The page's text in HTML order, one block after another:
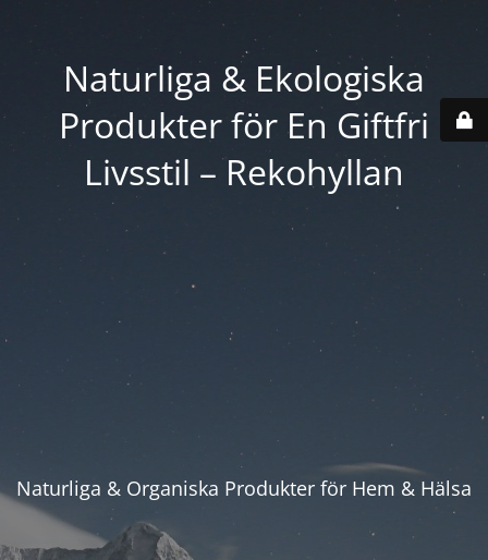
Naturliga & Ekologiska
Produkter för En Giftfri
Livsstil – Rekohyllan
Naturliga & Organiska Produkter för Hem & Hälsa